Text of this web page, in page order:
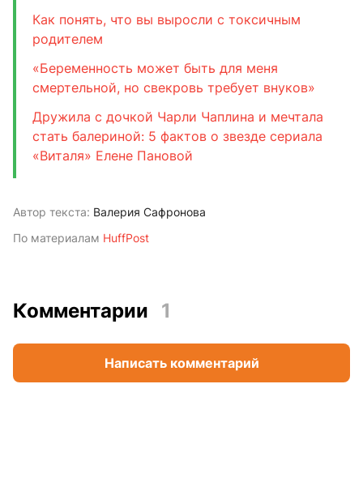
Как понять, что вы выросли с токсичным
родителем
«Беременность может быть для меня
смертельной, но свекровь требует внуков»
Дружила с дочкой Чарли Чаплина и мечтала
стать балериной: 5 фактов о звезде сериала
«Виталя» Елене Пановой
Автор текста: Валерия Сафронова
По материалам HuffPost
Комментарии 1
Написать комментарий